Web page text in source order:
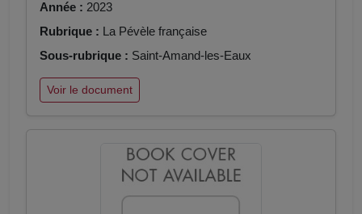
Année : 2023
Rubrique : La Pévèle française
Sous-rubrique : Saint-Amand-les-Eaux
Voir le document